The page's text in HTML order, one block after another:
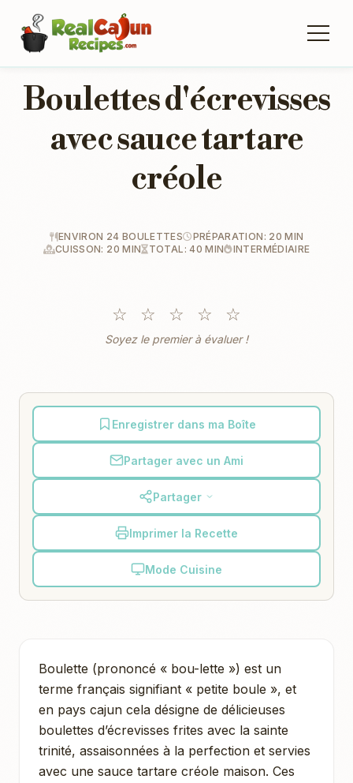
Boulettes d'écrevisses
avec sauce tartare
créole
ENVIRON 24 BOULETTES
PRÉPARATION: 20 MIN
CUISSON: 20 MIN
TOTAL: 40 MIN INTERMÉDIAIRE
☆ ☆ ☆ ☆ ☆
Soyez le premier à évaluer !
Enregistrer dans ma Boîte
Partager avec un Ami
Partager
Imprimer la Recette
Mode Cuisine
Boulette (prononcé « bou-lette ») est un
terme français signifiant « petite boule », et
en pays cajun cela désigne de délicieuses
boulettes d’écrevisses frites avec la sainte
trinité, assaisonnées à la perfection et servies
avec une sauce tartare créole maison. Ces